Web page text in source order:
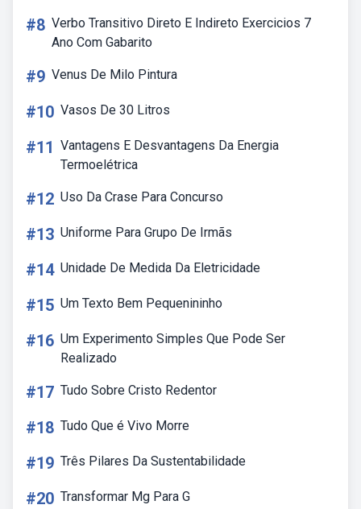
#8 Verbo Transitivo Direto E Indireto Exercicios 7
Ano Com Gabarito
#9 Venus De Milo Pintura
#10 Vasos De 30 Litros
#11 Vantagens E Desvantagens Da Energia
Termoelétrica
#12 Uso Da Crase Para Concurso
#13 Uniforme Para Grupo De Irmãs
#14 Unidade De Medida Da Eletricidade
#15 Um Texto Bem Pequenininho
#16 Um Experimento Simples Que Pode Ser
Realizado
#17 Tudo Sobre Cristo Redentor
#18 Tudo Que é Vivo Morre
#19 Três Pilares Da Sustentabilidade
#20 Transformar Mg Para G